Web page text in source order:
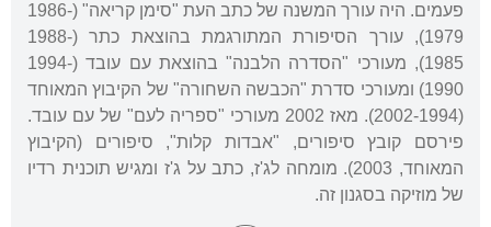
פעמים. היה עורך המשנה של כתב העת "סימן קריאה" (1986-
1979), עורך הסיפורת המתורגמת בהוצאת כתר (1988-
1985), מעורכי "הסדרה הלבנה" בהוצאת עם עובד (1994-
1990) ומעורכי סדרת "הכבשה השחורה" של הקיבוץ המאוחד
(2002-1994). מאז 2002 מעורכי "ספריה לעם" של עם עובד.
פירסם קובץ סיפורים, "אבדות קלות", סיפורים (הקיבוץ
המאוחד, 2003). מומחה לג'ז, כתב על ג'ז ומגיש תוכנית רדיו
של מוזיקה בסגנון זה.